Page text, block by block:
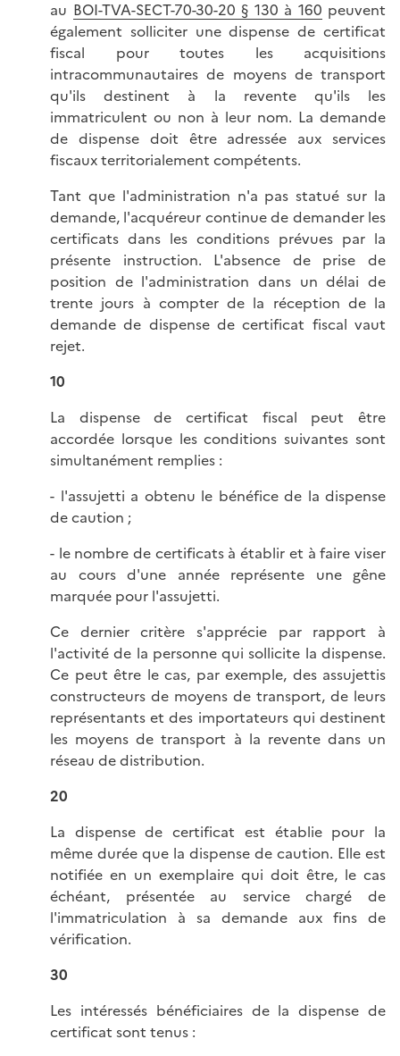
au BOI-TVA-SECT-70-30-20 § 130 à 160 peuvent
également solliciter une dispense de certificat
fiscal pour toutes les acquisitions
intracommunautaires de moyens de transport
qu'ils destinent à la revente qu'ils les
immatriculent ou non à leur nom. La demande
de dispense doit être adressée aux services
fiscaux territorialement compétents.
Tant que l'administration n'a pas statué sur la
demande, l'acquéreur continue de demander les
certificats dans les conditions prévues par la
présente instruction. L'absence de prise de
position de l'administration dans un délai de
trente jours à compter de la réception de la
demande de dispense de certificat fiscal vaut
rejet.
10
La dispense de certificat fiscal peut être
accordée lorsque les conditions suivantes sont
simultanément remplies :
- l'assujetti a obtenu le bénéfice de la dispense
de caution ;
- le nombre de certificats à établir et à faire viser
au cours d'une année représente une gêne
marquée pour l'assujetti.
Ce dernier critère s'apprécie par rapport à
l'activité de la personne qui sollicite la dispense.
Ce peut être le cas, par exemple, des assujettis
constructeurs de moyens de transport, de leurs
représentants et des importateurs qui destinent
les moyens de transport à la revente dans un
réseau de distribution.
20
La dispense de certificat est établie pour la
même durée que la dispense de caution. Elle est
notifiée en un exemplaire qui doit être, le cas
échéant, présentée au service chargé de
l'immatriculation à sa demande aux fins de
vérification.
30
Les intéressés bénéficiaires de la dispense de
certificat sont tenus :